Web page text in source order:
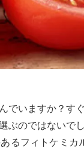
でいますか？す
ぶのではないで
るフィトケミカ